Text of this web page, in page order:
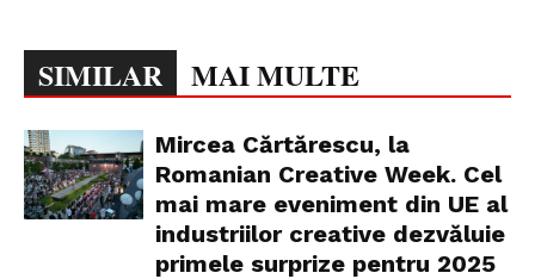
SIMILAR MAI MULTE
Mircea Cărtărescu, la
Romanian Creative Week. Cel
mai mare eveniment din UE al
industriilor creative dezvăluie
primele surprize pentru 2025